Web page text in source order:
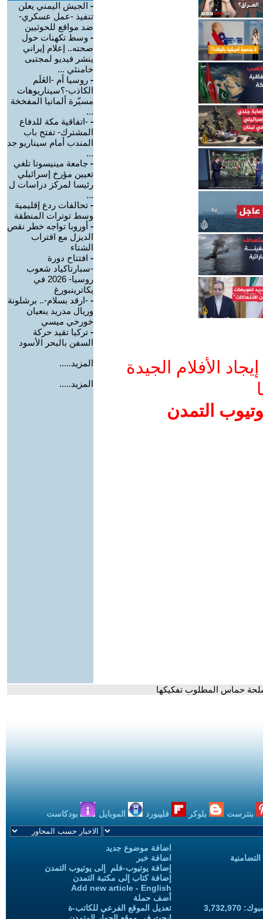
الأفلام الجيدة
التمدن
- الجيش اليمني يعلن
تنفيذ -عمل عسكري-
ضد مواقع للحوثيين
- وسط تكهنات حول
صحته.. إعلام إيراني
ينشر فيديو لمجتبى
خامنئي ...
- روسيا أم -العَلَم
الكاذب-؟سيناريوهات
مسيّرة ألمانيا المفخخة
...
- -اتفاقية مكة للدفاع
المشترك- تفتح باب
المندب أمام سيناريو جد
...
- جامعة مينيسوتا تلغي
تعيين مؤرخ إسرائيلي
رئيسا لمركز دراسات ل
...
- تحالفات ردع إقليمية
وسط توترات المنطقة
- أوروبا تواجه خطر نقص
الديزل مع اقتراب
الشتاء
- افتتاح دورة
-سبارتاكياد شعوب
روسيا- 2026 في
يكاترينبورغ
- -ارقد بسلام-.. برشلونة
وريال مدريد ينعيان
خورخي ميسي
- تركيا تقيد حركة
السفن بالبحر الأسود
المزيد.....
المزيد.....
حماس المطلوب تفكيكها
بنترست بلوكر فليبورد الموبايل بودكاست
اضافة موضوع جديد
اضافة خبر
إضافة يوتيوب-فلم إلى يوتيوب التمدن
إضافة كتاب إلى مكتبة التمدن
Add new article - English
أضف حملة
تعديل الموقع الفرعي للكاتب-ة